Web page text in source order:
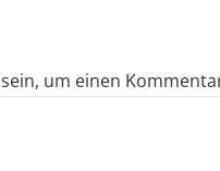
sein, um einen